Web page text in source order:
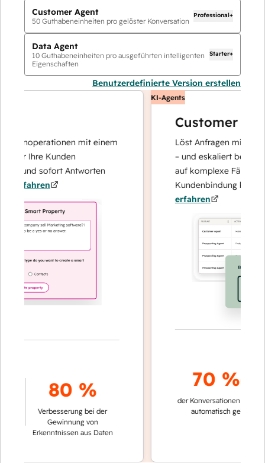
Customer Agent
50 Guthabeneinheiten pro gelöster Konversation
Professional+
Data Agent
10 Guthabeneinheiten pro ausgeführten intelligenten
Eigenschaften
Starter+
Benutzerdefinierte Version erstellen
mit einem
Ihre Kunden
und sofort Antworten
80 %
Verbesserung bei der
Gewinnung von
Erkenntnissen aus Daten
KI-Agents
Customer Agent
Löst Anfragen mit
– und eskaliert bei Bedarf,
auf komplexe Fälle und
Kundenbindung
erfahren
70 %+
der Konversationen werden
automatisch gelöst